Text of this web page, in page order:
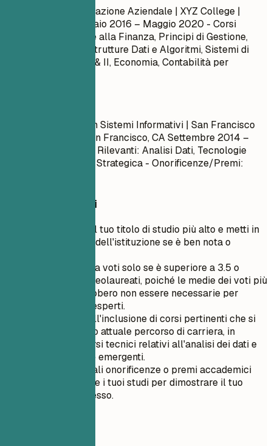
Laurea in Amministrazione Aziendale | XYZ College |
Gennaio 2016 – Maggio 2020 - Corsi
Seguiti: Introduzione alla Finanza, Principi di Gestione,
Basi di Marketing, Strutture Dati e Algoritmi, Sistemi di
Database, Calcolo I & II, Economia, Contabilità per
Laurea Magistrale in Sistemi Informativi | San Francisco
State University | San Francisco, CASettembre 2014 –
- Corsi Rilevanti: Analisi Dati, Tecnologie
Emergenti, Gestione Strategica - Onorificenze/Premi:
Consigli rapidi
Elenca prima il tuo titolo di studio più alto e metti in
risalto il nome dell'istituzione se è ben nota o
Includi la media voti solo se è superiore a 3.5 o
rilevante per neolaureati, poiché le medie dei voti più
vecchie potrebbero non essere necessarie per
professionisti esperti.
Concentrati sull'inclusione di corsi pertinenti che si
allineano al tuo attuale percorso di carriera, in
particolare corsi tecnici relativi all'analisi dei dati e
alle tecnologie emergenti.
Includi eventuali onorificenze o premi accademici
ricevuti durante i tuoi studi per dimostrare il tuo
livello di successo.